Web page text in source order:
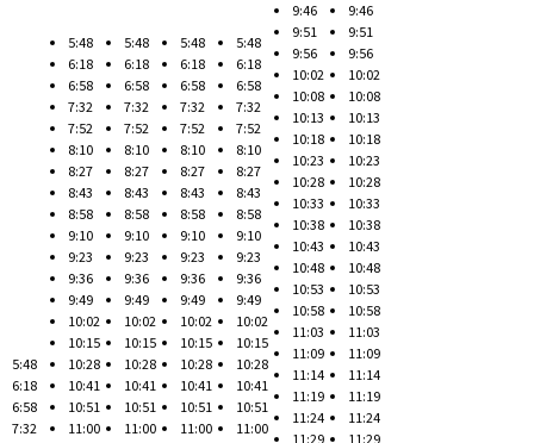
5:48
6:18
6:58
7:32
5:48
6:18
6:58
7:32
7:52
8:10
8:27
8:43
8:58
9:10
9:23
9:36
9:49
10:02
10:15
10:28
10:41
10:51
11:00
5:48
6:18
6:58
7:32
7:52
8:10
8:27
8:43
8:58
9:10
9:23
9:36
9:49
10:02
10:15
10:28
10:41
10:51
11:00
5:48
6:18
6:58
7:32
7:52
8:10
8:27
8:43
8:58
9:10
9:23
9:36
9:49
10:02
10:15
10:28
10:41
10:51
11:00
5:48
6:18
6:58
7:32
7:52
8:10
8:27
8:43
8:58
9:10
9:23
9:36
9:49
10:02
10:15
10:28
10:41
10:51
11:00
9:46
9:51
9:56
10:02
10:08
10:13
10:18
10:23
10:28
10:33
10:38
10:43
10:48
10:53
10:58
11:03
11:09
11:14
11:19
11:24
11:29
9:46
9:51
9:56
10:02
10:08
10:13
10:18
10:23
10:28
10:33
10:38
10:43
10:48
10:53
10:58
11:03
11:09
11:14
11:19
11:24
11:29